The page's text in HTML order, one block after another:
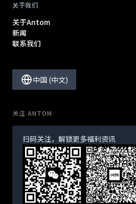
关于我们
关于Antom
新闻
联系我们
中国 (中文)
关注 ANTOM
扫码关注，解锁更多福利资讯